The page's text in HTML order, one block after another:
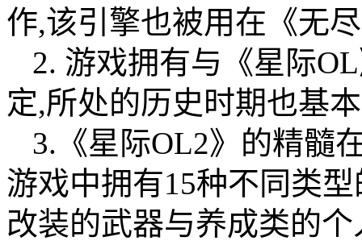
作,该引擎也被用在《无
2. 游戏拥有与《星际
定,所处的历史时期也基
3.《星际OL2》的精髓
游戏中拥有15种不同类
改装的武器与养成类的